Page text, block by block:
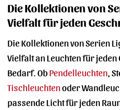
Die Kollektionen von
Vielfalt für jeden
Die Kollektionen von Serien
Vielfalt an Leuchten für jeden
Bedarf. ObPendelleuchten ,
Tischleuchtenoder
passende Licht für jeden